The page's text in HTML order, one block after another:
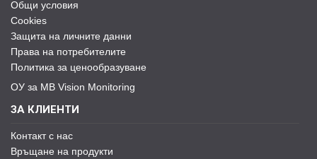
Общи условия
Cookies
Защита на личните данни
Права на потребителите
Политика за ценообразуване
ОУ за MB Vision Monitoring
ЗА КЛИЕНТИ
Контакт с нас
Връщане на продукти